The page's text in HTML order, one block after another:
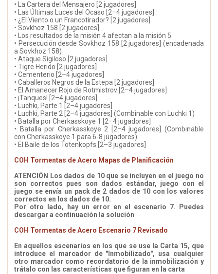
• La Cartera del Mensajero [2 jugadores]
• Las Últimas Luces del Ocaso [2–4 jugadores]
• ¿El Viento o un Francotirador? [2 jugadores]
• Sovkhoz 158 [2 jugadores]
• Los resultados de la misión 4 afectan a la misión 5.
• Persecución desde Sovkhoz 158 [2 jugadores] (encadenada
a Sovkhoz 158)
• Ataque Sigiloso [2 jugadores]
• Tigre Herido [2 jugadores]
• Cementerio [2–4 jugadores]
• Caballeros Negros de la Estepa [2 jugadores]
• El Amanecer Rojo de Rotmistrov [2–4 jugadores]
• ¡Tanques! [2–4 jugadores]
• Luchki, Parte 1 [2–4 jugadores]
• Luchki, Parte 2 [2–4 jugadores] (Combinable con Luchki 1)
• Batalla por Cherkasskoye 1 [2–4 jugadores]
• Batalla por Cherkasskoye 2 [2–4 jugadores] (Combinable
con Cherkasskoye 1 para 6-8 jugadores)
• El Baile de los Totenkopfs [2–3 jugadores]
COH Tormentas de Acero Mapas de Planificación
ATENCIÓN Los dados de 10 que se incluyen en el juego no
son correctos pues son dados estándar, juego con el
juego se envía un pack de 2 dados de 10 con los valores
correctos en los dados de 10.
Por otro lado, hay un error en el escenario 7. Puedes
descargar a continuación la solución
COH Tormentas de Acero Escenario 7 Revisado
En aquellos escenarios en los que se use la Carta 15, que
introduce el marcador de "Inmobilizado", usa cualquier
otro marcador como recordatorio de la inmobilización y
trátalo con las características que figuran en la carta